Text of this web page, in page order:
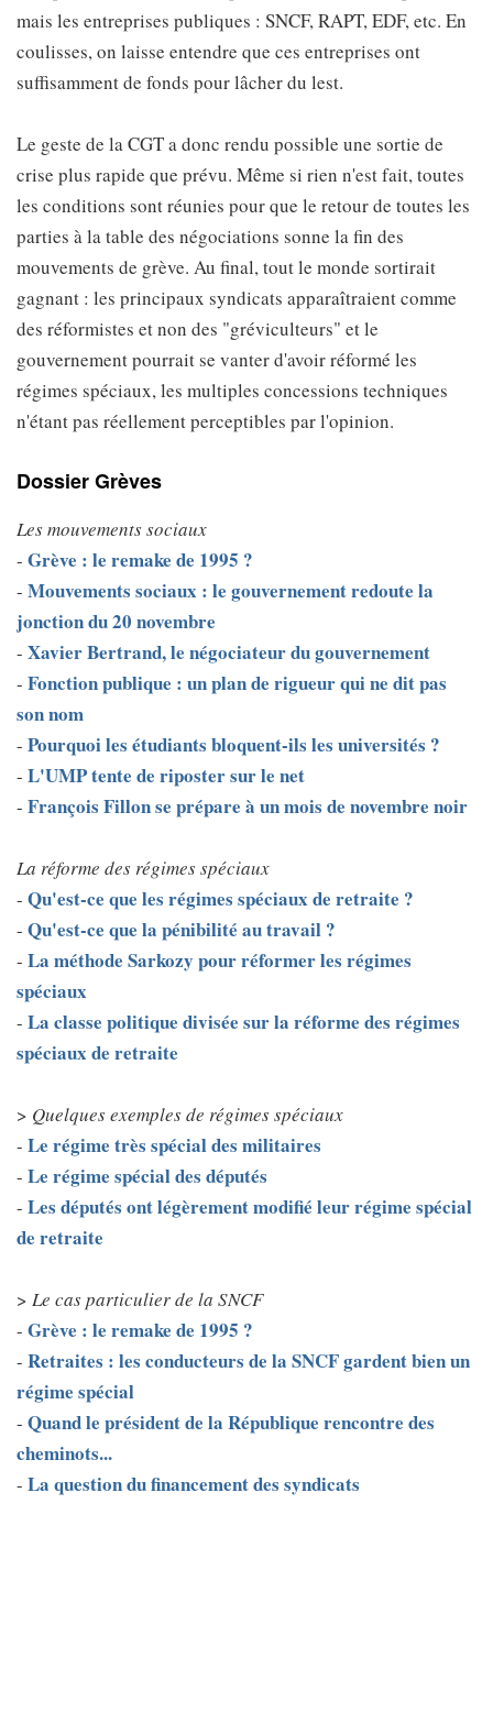
mais les entreprises publiques : SNCF, RAPT, EDF, etc. En
coulisses, on laisse entendre que ces entreprises ont
suffisamment de fonds pour lâcher du lest.
Le geste de la CGT a donc rendu possible une sortie de
crise plus rapide que prévu. Même si rien n'est fait, toutes
les conditions sont réunies pour que le retour de toutes les
parties à la table des négociations sonne la fin des
mouvements de grève. Au final, tout le monde sortirait
gagnant : les principaux syndicats apparaîtraient comme
des réformistes et non des "gréviculteurs" et le
gouvernement pourrait se vanter d'avoir réformé les
régimes spéciaux, les multiples concessions techniques
n'étant pas réellement perceptibles par l'opinion.
Dossier Grèves
Les mouvements sociaux
- Grève : le remake de 1995 ?
- Mouvements sociaux : le gouvernement redoute la
jonction du 20 novembre
- Xavier Bertrand, le négociateur du gouvernement
- Fonction publique : un plan de rigueur qui ne dit pas
son nom
- Pourquoi les étudiants bloquent-ils les universités ?
- L'UMP tente de riposter sur le net
- François Fillon se prépare à un mois de novembre noir
La réforme des régimes spéciaux
- Qu'est-ce que les régimes spéciaux de retraite ?
- Qu'est-ce que la pénibilité au travail ?
- La méthode Sarkozy pour réformer les régimes
spéciaux
- La classe politique divisée sur la réforme des régimes
spéciaux de retraite
> Quelques exemples de régimes spéciaux
- Le régime très spécial des militaires
- Le régime spécial des députés
- Les députés ont légèrement modifié leur régime spécial
de retraite
> Le cas particulier de la SNCF
- Grève : le remake de 1995 ?
- Retraites : les conducteurs de la SNCF gardent bien un
régime spécial
- Quand le président de la République rencontre des
cheminots...
- La question du financement des syndicats